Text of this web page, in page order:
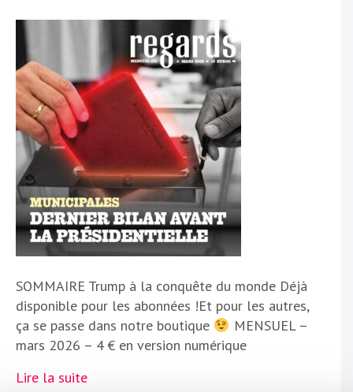
SOMMAIRE Trump à la conquête du monde Déjà
disponible pour les abonnées !Et pour les autres,
ça se passe dans notre boutique
MENSUEL –
mars 2026 – 4 € en version numérique
Lire la suite